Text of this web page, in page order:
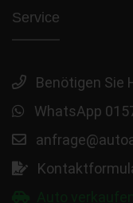
Service
Benötigen Sie
WhatsApp